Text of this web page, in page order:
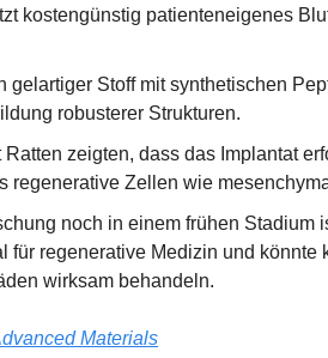
kostengünstig patienteneigenes
gelartiger Stoff mit synthetischen
robusterer Strukturen.
Ratten zeigten, dass das Implantat
regenerative Zellen wie
noch in einem frühen Stadium
für regenerative Medizin und könnte
wirksam behandeln.
Materials